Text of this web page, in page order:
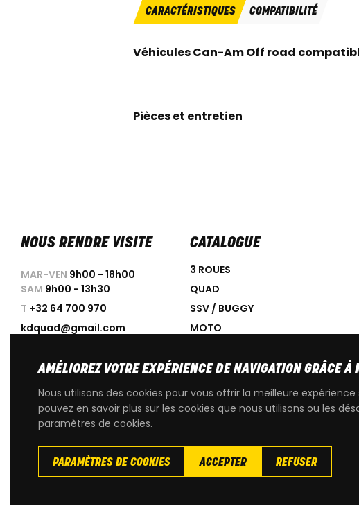
CARACTÉRISTIQUES COMPATIBILITÉ
Véhicules Can-Am Off road
Pièces et entretien
NOUS RENDRE VISITE
MAR-VEN 9h00 - 18h00
SAM 9h00 - 13h30
T +32 64 700 970
kdquad@gmail.com
CATALOGUE
3 ROUES
QUAD
SSV / BUGGY
MOTO
ACCESSOIRES
PROMOTIONS
OCCASIONS
AMÉLIOREZ VOTRE EXPÉRIENCE DE NAVIGATION GRÂCE À
Nous utilisons des cookies pour vous offrir la meilleure expérience
pouvez en savoir plus sur les cookies que nous utilisons ou les
paramètres de cookies.
PARAMÈTRES DE COOKIES ACCEPTER REFUSER